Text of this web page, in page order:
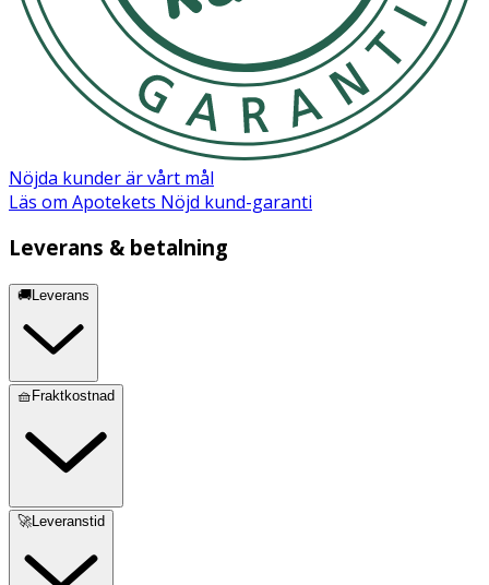
Nöjda kunder är vårt mål
Läs om Apotekets Nöjd kund-garanti
Leverans & betalning
🚚Leverans
🧺Fraktkostnad
🚀Leveranstid